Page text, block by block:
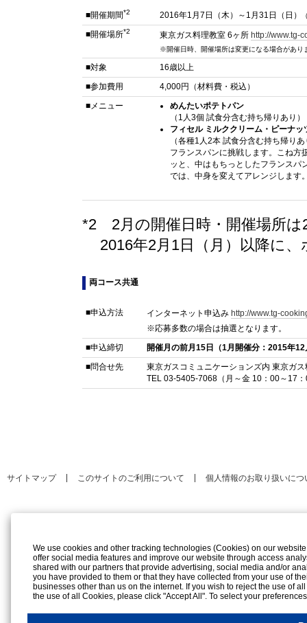
■開催期間*2 2016年1月7日（木）～1月31日（日）
■開催場所*2 東京ガス料理教室 6ヶ所 http://www.tg-
※開催日時、開催場所は変更になる場合があり
■対象
16歳以上
■参加費用
4,000円（材料費・税込）
■メニュー
めんたいポテトパン
（1人3個 試食分含む持ち帰りあり）
フィセル ミルククリーム・ピーナッ
（各種1人2本 試食分含む持ち帰り
フランスパンに挑戦します。こね方
ッと、中はもちっとしたフランスパ
では、中身を変えてアレンジします
*2 2月の開催日時・開催場所は
2016年2月1日（月）以降に
両コース共通
■申込方法 インターネット申込み http://www.tg-
※応募多数の場合は抽選となります。
■申込締切
開催月の前月15日（1月開催分：2015年
■問合せ先
東京ガスコミュニケーションズ内 東京ガ
TEL 03-5405-7068（月～金 10：00～17
サイトマップ このサイトのご利用について 個人情報のお取り扱いにつ
We use cookies and other tracking technologies (Cookies) on our
offer social media features and improve our website through access
shared with our partners that provide advertising, social media and/or
you have provided to them or that they have collected from your use of
businesses other than us on the internet. If you wish to reject the use of
the use of all Cookies, please click "Accept All". To select your